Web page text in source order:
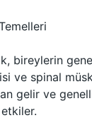
bireylerin
ve spinal
gelir ve